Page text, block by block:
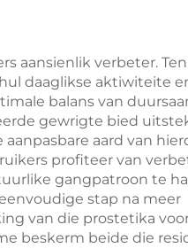
aansienlik verbeter.
daaglikse aktiwiteite
balans van
gewrigte bied
aard van
profiteer van
gangpatroon te
stap na meer
van die prostetika
beskerm beide die